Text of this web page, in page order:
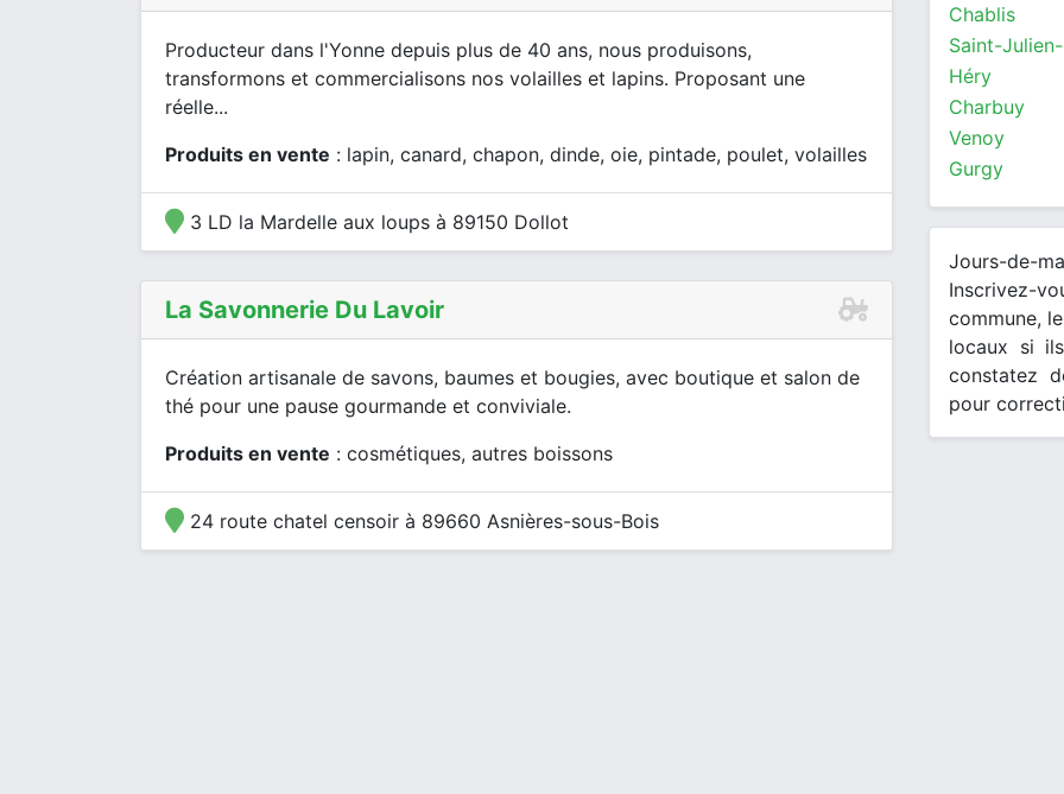
Producteur dans l'Yonne depuis plus de 40 ans, nous produisons,
transformons et commercialisons nos volailles et lapins. Proposant une
réelle...
Produits en vente : lapin, canard, chapon, dinde, oie, pintade, poulet, volailles
3 LD la Mardelle aux loups à 89150 Dollot
La Savonnerie Du Lavoir
Création artisanale de savons, baumes et bougies, avec boutique et salon de
thé pour une pause gourmande et conviviale.
Produits en vente : cosmétiques, autres boissons
24 route chatel censoir à 89660 Asnières-sous-Bois
Chablis
Saint-
Héry
Charbuy
Venoy
Gurgy
Jours-de-
Inscrivez-
commune,
locaux si
constatez
pour